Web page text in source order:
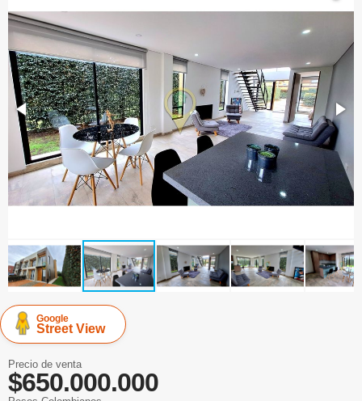
Google
Street View
Precio de venta
$650.000.000